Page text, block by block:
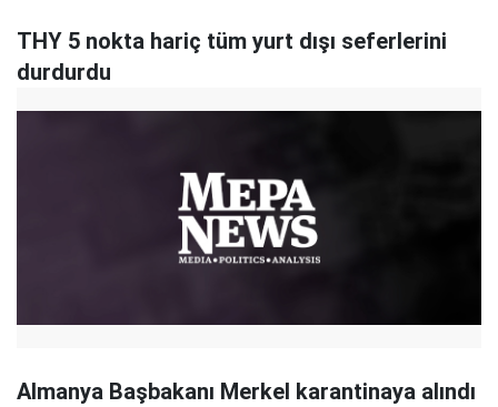
THY 5 nokta hariç tüm yurt dışı seferlerini
durdurdu
Almanya Başbakanı Merkel karantinaya alındı